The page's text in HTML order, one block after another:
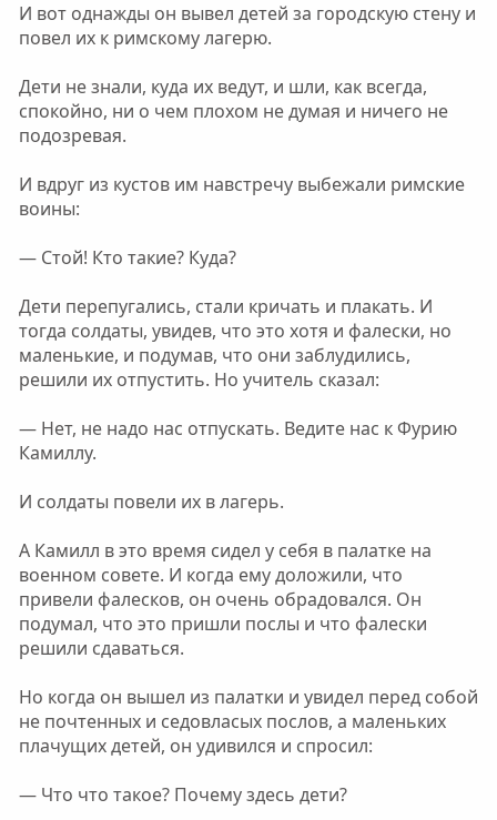
И вот однажды он вывел детей за городскую стену и
повел их к римскому лагерю.
Дети не знали, куда их ведут, и шли, как всегда,
спокойно, ни о чем плохом не думая и ничего не
подозревая.
И вдруг из кустов им навстречу выбежали римские
воины:
— Стой! Кто такие? Куда?
Дети перепугались, стали кричать и плакать. И
тогда солдаты, увидев, что это хотя и фалески, но
маленькие, и подумав, что они заблудились,
решили их отпустить. Но учитель сказал:
— Нет, не надо нас отпускать. Ведите нас к Фурию
Камиллу.
И солдаты повели их в лагерь.
А Камилл в это время сидел у себя в палатке на
военном совете. И когда ему доложили, что
привели фалесков, он очень обрадовался. Он
подумал, что это пришли послы и что фалески
решили сдаваться.
Но когда он вышел из палатки и увидел перед собой
не почтенных и седовласых послов, а маленьких
плачущих детей, он удивился и спросил:
— Что что такое? Почему здесь дети?